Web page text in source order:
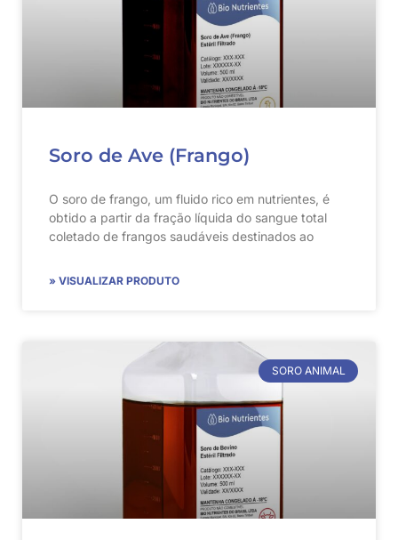
Soro de Ave (Frango)
O soro de frango, um fluido rico em nutrientes, é
obtido a partir da fração líquida do sangue total
coletado de frangos saudáveis destinados ao
» VISUALIZAR PRODUTO
SORO ANIMAL